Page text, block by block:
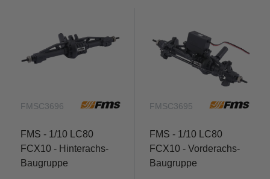
FMSC3696
FMS - 1/10 LC80
FCX10 - Hinterachs-
Baugruppe
FMSC3695
FMS - 1/10 LC80
FCX10 - Vorderachs-
Baugruppe